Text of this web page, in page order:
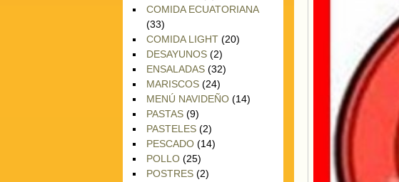
COMIDA ECUATORIANA
(33)
COMIDA LIGHT (20)
DESAYUNOS (2)
ENSALADAS (32)
MARISCOS (24)
MENÚ NAVIDEÑO (14)
PASTAS (9)
PASTELES (2)
PESCADO (14)
POLLO (25)
POSTRES (2)